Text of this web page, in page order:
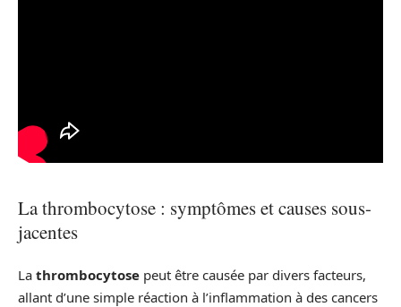
La thrombocytose : symptômes et causes sous-
jacentes
La thrombocytose peut être causée par divers facteurs,
allant d’une simple réaction à l’inflammation à des cancers